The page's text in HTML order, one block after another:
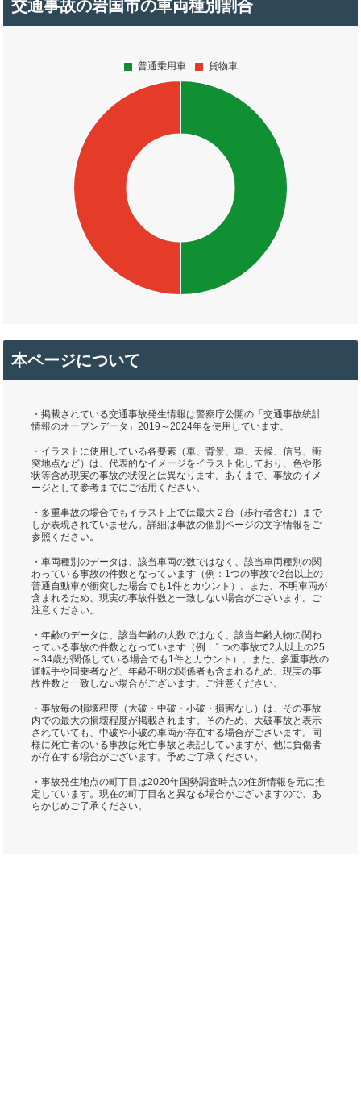
交通事故の岩国市の車両種別割合
本ページについて
・掲載されている交通事故発生情報は警察庁公開の「交通事故統計
情報のオープンデータ」2019～2024年を使用しています。
・イラストに使用している各要素（車、背景、車、天候、信号、衝
突地点など）は、代表的なイメージをイラスト化しており、色や形
状等含め現実の事故の状況とは異なります。あくまで、事故のイメ
ージとして参考までにご活用ください。
・多重事故の場合でもイラスト上では最大２台（歩行者含む）まで
しか表現されていません。詳細は事故の個別ページの文字情報をご
参照ください。
・車両種別のデータは、該当車両の数ではなく、該当車両種別の関
わっている事故の件数となっています（例：1つの事故で2台以上の
普通自動車が衝突した場合でも1件とカウント）。また、不明車両が
含まれるため、現実の事故件数と一致しない場合がございます。ご
注意ください。
・年齢のデータは、該当年齢の人数ではなく、該当年齢人物の関わ
っている事故の件数となっています（例：1つの事故で2人以上の25
～34歳が関係している場合でも1件とカウント）。また、多重事故の
運転手や同乗者など、年齢不明の関係者も含まれるため、現実の事
故件数と一致しない場合がございます。ご注意ください。
・事故毎の損壊程度（大破・中破・小破・損害なし）は、その事故
内での最大の損壊程度が掲載されます。そのため、大破事故と表示
されていても、中破や小破の車両が存在する場合がございます。同
様に死亡者のいる事故は死亡事故と表記していますが、他に負傷者
が存在する場合がございます。予めご了承ください。
・事故発生地点の町丁目は2020年国勢調査時点の住所情報を元に推
定しています。現在の町丁目名と異なる場合がございますので、あ
らかじめご了承ください。